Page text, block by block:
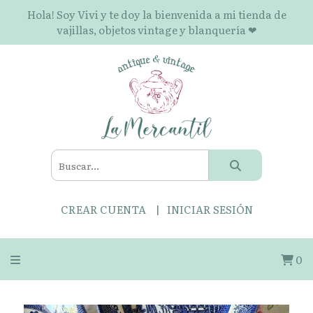
Hola! Soy Vivi y te doy la bienvenida a mi tienda de
vajillas, objetos vintage y blanquería ❤
CREAR CUENTA INICIAR SESIÓN
0